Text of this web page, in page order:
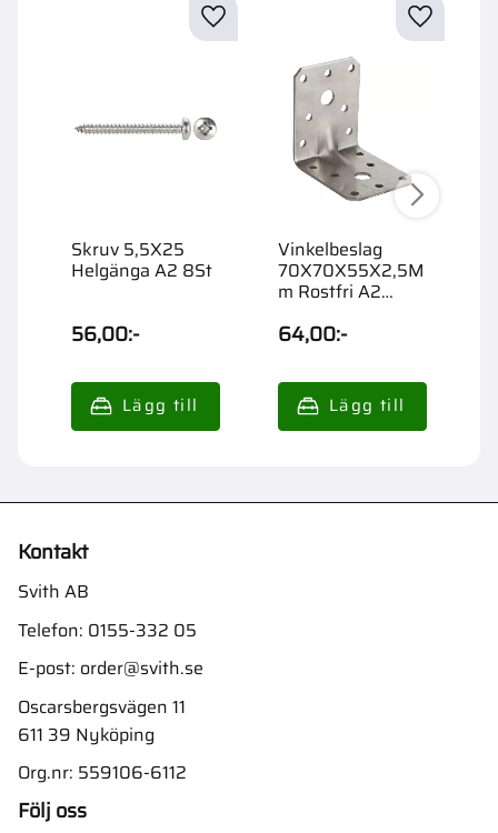
Skruv 5,5X25
Helgänga A2 8St
56,00:-
Vinkelbeslag
70X70X55X2,5M
m Rostfri A2
64,00:-
Kontakt
Svith AB
Telefon: 0155-332 05
E-post: order@svith.se
Oscarsbergsvägen 11
611 39 Nyköping
Org.nr: 559106-6112
Följ oss